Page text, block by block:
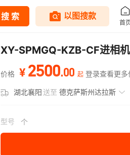
XY-SPMGQ-KZB-CF进相
价格 ¥ 2500.00 起 登录查看更多
湖北襄阳送至 德克萨斯州达拉斯
型号 个